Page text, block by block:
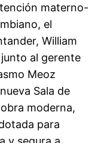
materno-
el
William
al gerente
Meoz
Sala de
moderna,
para